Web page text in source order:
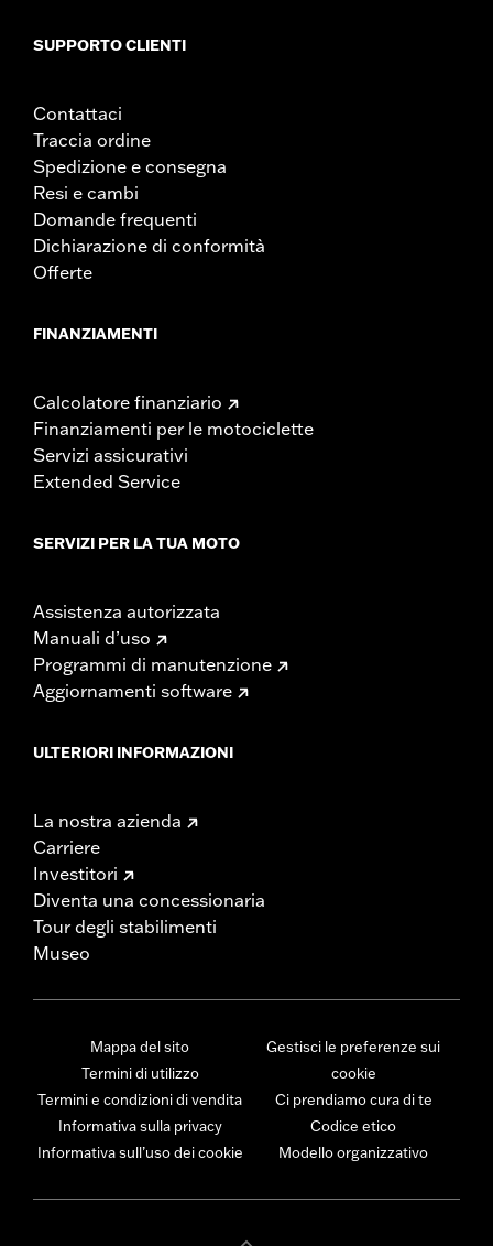
SUPPORTO CLIENTI
Contattaci
Traccia ordine
Spedizione e consegna
Resi e cambi
Domande frequenti
Dichiarazione di conformità
Offerte
FINANZIAMENTI
Calcolatore finanziario
Finanziamenti per le motociclette
Servizi assicurativi
Extended Service
SERVIZI PER LA TUA MOTO
Assistenza autorizzata
Manuali d’uso
Programmi di manutenzione
Aggiornamenti software
ULTERIORI INFORMAZIONI
La nostra azienda
Carriere
Investitori
Diventa una concessionaria
Tour degli stabilimenti
Museo
Mappa del sito
Termini di utilizzo
Termini e condizioni di vendita
Informativa sulla privacy
Informativa sull’uso dei cookie
Gestisci le preferenze sui
cookie
Ci prendiamo cura di te
Codice etico
Modello organizzativo